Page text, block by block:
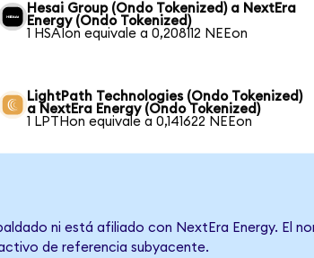
Hesai Group (Ondo Tokenized) a NextEra
Energy (Ondo Tokenized)
1 HSAIon equivale a 0,208112 NEEon
LightPath Technologies (Ondo Tokenized)
a NextEra Energy (Ondo Tokenized)
1 LPTHon equivale a 0,141622 NEEon
ni está afiliado con NextEra Energy. El
de referencia subyacente.